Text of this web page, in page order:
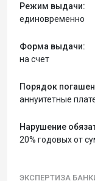
Режим выдачи:
единовременно
Форма выдачи:
на счет
Порядок
аннуитетные
Нарушение
20% годовых от
ЭКСПЕРТИЗА